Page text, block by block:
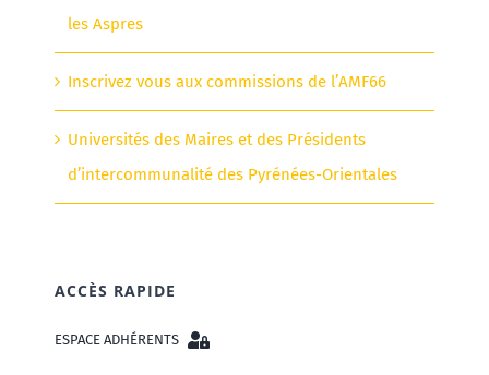
les Aspres
Inscrivez vous aux commissions de l’AMF66
Universités des Maires et des Présidents
d’intercommunalité des Pyrénées-Orientales
ACCÈS RAPIDE
ESPACE ADHÉRENTS